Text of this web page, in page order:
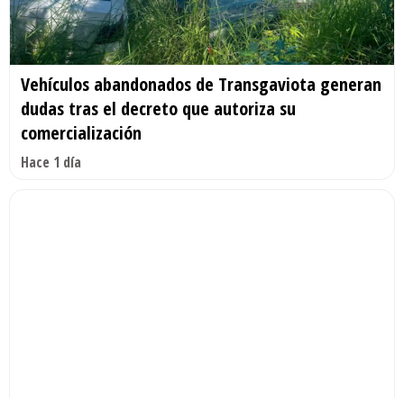
Vehículos abandonados de Transgaviota generan
dudas tras el decreto que autoriza su
comercialización
Hace 1 día